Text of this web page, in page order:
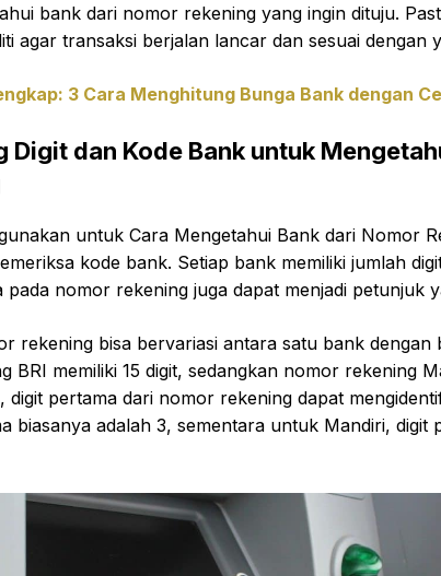
bank dari nomor rekening yang ingin dituju.
agar transaksi berjalan lancar dan sesuai dengan
3 Cara Menghitung Bunga Bank dengan
Digit dan Kode Bank untuk
untuk Cara Mengetahui Bank dari Nomor
kode bank. Setiap bank memiliki jumlah
nomor rekening juga dapat menjadi petunjuk
rekening bisa bervariasi antara satu bank dengan
memiliki 15 digit, sedangkan nomor rekening
digit pertama dari nomor rekening dapat
biasanya adalah 3, sementara untuk Mandiri, digit